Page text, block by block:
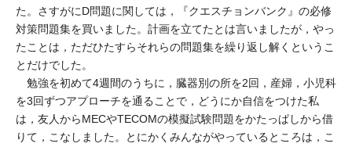
た。さすがにD問題に関しては，『クエスチョンバンク』の必修
対策問題集を買いました。計画を立てたとは言いましたが，やっ
たことは，ただひたすらそれらの問題集を繰り返し解くというこ
とだけでした。
勉強を初めて4週間のうちに，臓器別の所を2回，産婦，小児科
を3回ずつアプローチを通ることで，どうにか自信をつけた私
は，友人からMECやTECOMの模擬試験問題をかたっぱしから借
りて，こなしました。とにかくみんながやっているところは，こ